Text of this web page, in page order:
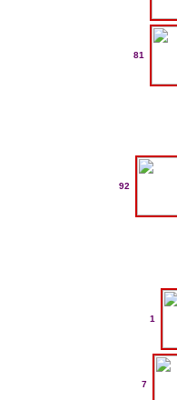
81
92
1
7